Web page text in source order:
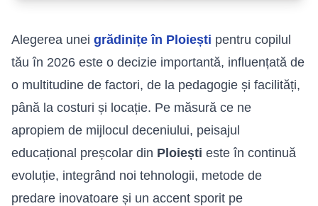
Alegerea unei grădinițe în Ploiești pentru copilul
tău în 2026 este o decizie importantă, influențată de
o multitudine de factori, de la pedagogie și facilități,
până la costuri și locație. Pe măsură ce ne
apropiem de mijlocul deceniului, peisajul
educațional preșcolar din Ploiești este în continuă
evoluție, integrând noi tehnologii, metode de
predare inovatoare și un accent sporit pe